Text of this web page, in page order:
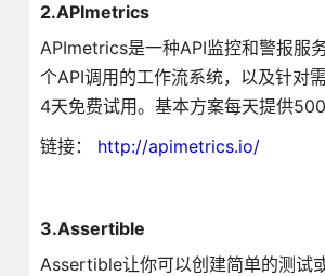
2.APImetrics
APImetrics是一种API监控和警报服
个API调用的工作流系统，以及针对
4天免费试用。基本方案每天提供
链接： http://apimetrics.io/
3.Assertible
Assertible让你可以创建简单的测试